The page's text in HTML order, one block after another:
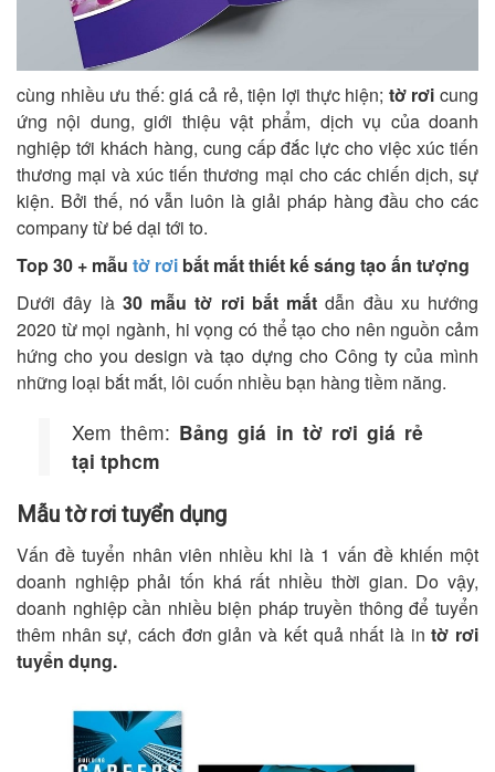
cùng nhiều ưu thế: giá cả rẻ, tiện lợi thực hiện; tờ rơi cung
ứng nội dung, giới thiệu vật phẩm, dịch vụ của doanh
nghiệp tới khách hàng, cung cấp đắc lực cho việc xúc tiến
thương mại và xúc tiến thương mại cho các chiến dịch, sự
kiện. Bởi thế, nó vẫn luôn là giải pháp hàng đầu cho các
company từ bé dại tới to.
Top 30 + mẫu tờ rơi bắt mắt thiết kế sáng tạo ấn tượng
Dưới đây là 30 mẫu tờ rơi bắt mắt dẫn đầu xu hướng
2020 từ mọi ngành, hi vọng có thể tạo cho nên nguồn cảm
hứng cho you design và tạo dựng cho Công ty của mình
những loại bắt mắt, lôi cuốn nhiều bạn hàng tiềm năng.
Xem thêm: Bảng giá in tờ rơi giá rẻ
tại tphcm
Mẫu tờ rơi tuyển dụng
Vấn đề tuyển nhân viên nhiều khi là 1 vấn đề khiến một
doanh nghiệp phải tốn khá rất nhiều thời gian. Do vậy,
doanh nghiệp cần nhiều biện pháp truyền thông để tuyển
thêm nhân sự, cách đơn giản và kết quả nhất là intờ rơi
tuyển dụng.